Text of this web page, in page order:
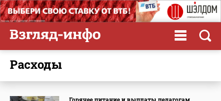
расходы
Горячее питание и выплаты педагогам.